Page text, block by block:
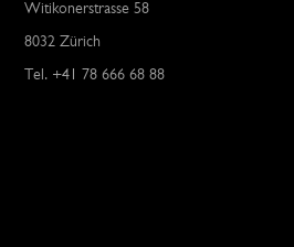
Witikonerstrasse 58
8032 Zürich
Tel. +41 78 666 68 88